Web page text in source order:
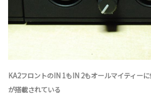
KA2フロントのIN 1もIN 2もオールマイティー
が搭載されている